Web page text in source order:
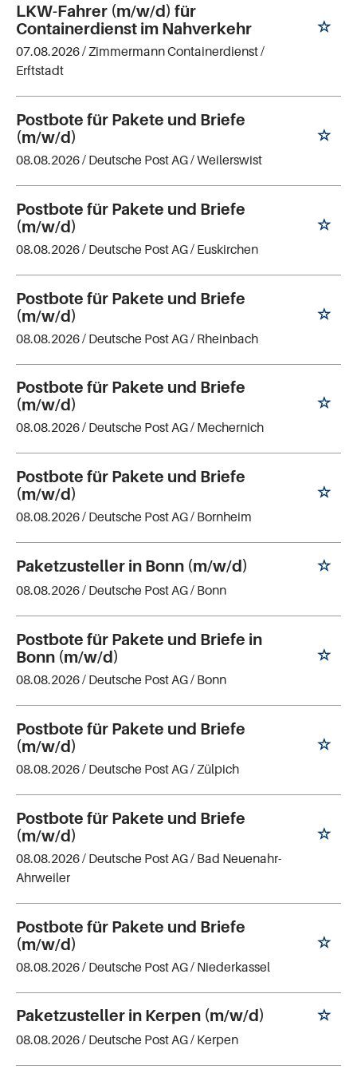
LKW-Fahrer (m/w/d) für
Containerdienst im Nahverkehr
07.08.2026 / Zimmermann Containerdienst/
Erftstadt
Postbote für Pakete und Briefe
(m/w/d)
08.08.2026 / Deutsche Post AG/ Weilerswist
Postbote für Pakete und Briefe
(m/w/d)
08.08.2026 / Deutsche Post AG/ Euskirchen
Postbote für Pakete und Briefe
(m/w/d)
08.08.2026 / Deutsche Post AG/ Rheinbach
Postbote für Pakete und Briefe
(m/w/d)
08.08.2026 / Deutsche Post AG/ Mechernich
Postbote für Pakete und Briefe
(m/w/d)
08.08.2026 / Deutsche Post AG/ Bornheim
Paketzusteller in Bonn (m/w/d)
08.08.2026 / Deutsche Post AG/ Bonn
Postbote für Pakete und Briefe in
Bonn (m/w/d)
08.08.2026 / Deutsche Post AG/ Bonn
Postbote für Pakete und Briefe
(m/w/d)
08.08.2026 / Deutsche Post AG/ Zülpich
Postbote für Pakete und Briefe
(m/w/d)
08.08.2026 / Deutsche Post AG/ Bad Neuenahr-
Ahrweiler
Postbote für Pakete und Briefe
(m/w/d)
08.08.2026 / Deutsche Post AG/ Niederkassel
Paketzusteller in Kerpen (m/w/d)
08.08.2026 / Deutsche Post AG/ Kerpen